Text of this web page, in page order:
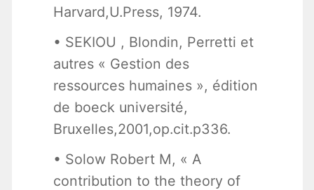
Harvard,U.Press, 1974.
• SEKIOU , Blondin, Perretti et
autres « Gestion des
ressources humaines », édition
de boeck université,
Bruxelles,2001,op.cit.p336.
• Solow Robert M, « A
contribution to the theory of